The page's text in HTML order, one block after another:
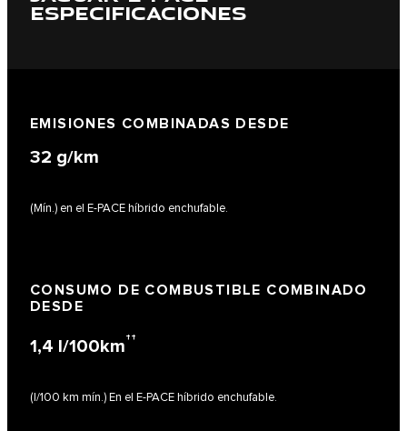
ESPECIFICACIONES
EMISIONES COMBINADAS DESDE
32 g/km
(Mín.) en el E-PACE híbrido enchufable.
CONSUMO DE COMBUSTIBLE COMBINADO
DESDE
1,4 l/100km††
(l/100 km mín.) En el E-PACE híbrido enchufable.